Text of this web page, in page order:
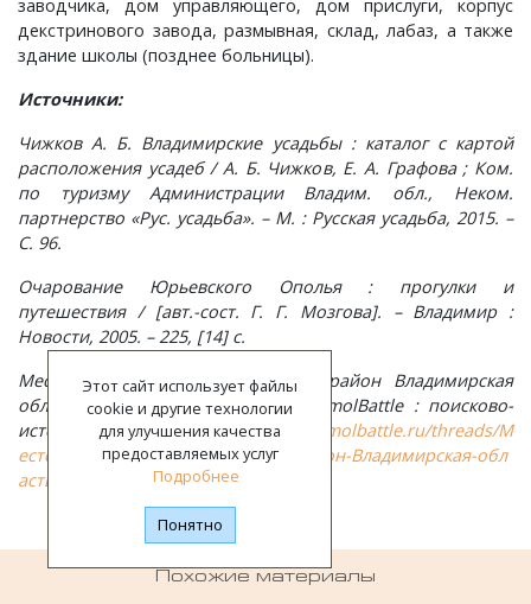
Этот сайт использует файлы
cookie и другие технологии
для улучшения качества
предоставляемых услуг
Подробнее
Понятно
заводчика, дом управляющего, дом прислуги, корпус
декстринового завода, размывная, склад, лабаз, а также
здание школы (позднее больницы).
Источники:
Чижков А. Б. Владимирские усадьбы : каталог с картой
расположения усадеб / А. Б. Чижков, Е. А. Графова ; Ком.
по туризму Администрации Владим. обл., Неком.
партнерство «Рус. усадьба». – М. : Русская усадьба, 2015. –
С. 96.
Очарование Юрьевского Ополья : прогулки и
путешествия / [авт.-сост. Г. Г. Мозгова]. – Владимир :
Новости, 2005. – 225, [14] с.
Местечко Лучки Юрьев-Польский район Владимирская
область. – Текст: электронный // SmolBattle : поисково-
исторический форум. – URL:https://smolbattle.ru/threads/М
естечко-Лучки-Юрьев-Польский-район-Владимирская-обл
асть.63412/
(21.01.2022).
Похожие материалы